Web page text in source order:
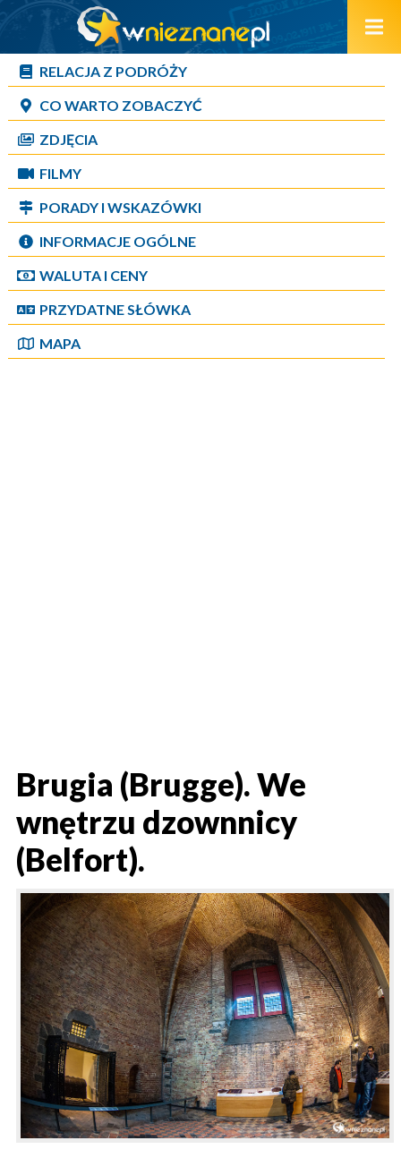
RELACJA Z PODRÓŻY
CO WARTO ZOBACZYĆ
ZDJĘCIA
FILMY
PORADY I WSKAZÓWKI
INFORMACJE OGÓLNE
WALUTA I CENY
PRZYDATNE SŁÓWKA
MAPA
Brugia (Brugge). We
wnętrzu dzownnicy
(Belfort).